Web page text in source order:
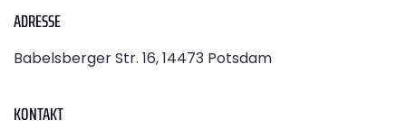
ADRESSE
Babelsberger Str. 16, 14473 Potsdam
KONTAKT